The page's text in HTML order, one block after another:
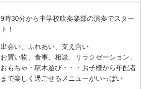
9時30分から中学校吹奏楽部の演奏でスター
ト！
出会い、ふれあい、支え合い
お買い物、食事、相談、リラクゼーション、
おもちゃ・積木遊び・・・お子様から年配者
まで楽しく過ごせるメニューがいっぱい